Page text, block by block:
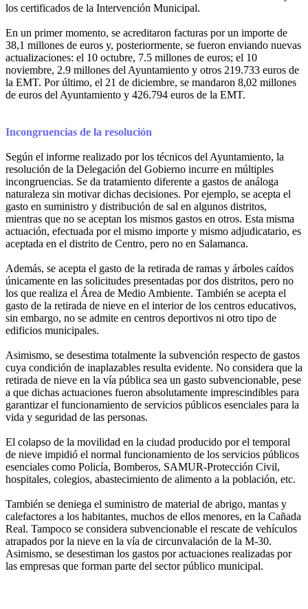
los certificados de la Intervención Municipal.
En un primer momento, se acreditaron facturas por un importe de
38,1 millones de euros y, posteriormente, se fueron enviando nuevas
actualizaciones: el 10 octubre, 7.5 millones de euros; el 10
noviembre, 2.9 millones del Ayuntamiento y otros 219.733 euros de
la EMT. Por último, el 21 de diciembre, se mandaron 8,02 millones
de euros del Ayuntamiento y 426.794 euros de la EMT.
Incongruencias de la resolución
Según el informe realizado por los técnicos del Ayuntamiento, la
resolución de la Delegación del Gobierno incurre en múltiples
incongruencias. Se da tratamiento diferente a gastos de análoga
naturaleza sin motivar dichas decisiones. Por ejemplo, se acepta el
gasto en suministro y distribución de sal en algunos distritos,
mientras que no se aceptan los mismos gastos en otros. Esta misma
actuación, efectuada por el mismo importe y mismo adjudicatario, es
aceptada en el distrito de Centro, pero no en Salamanca.
Además, se acepta el gasto de la retirada de ramas y árboles caídos
únicamente en las solicitudes presentadas por dos distritos, pero no
los que realiza el Área de Medio Ambiente. También se acepta el
gasto de la retirada de nieve en el interior de los centros educativos,
sin embargo, no se admite en centros deportivos ni otro tipo de
edificios municipales.
Asimismo, se desestima totalmente la subvención respecto de gastos
cuya condición de inaplazables resulta evidente. No considera que la
retirada de nieve en la vía pública sea un gasto subvencionable, pese
a que dichas actuaciones fueron absolutamente imprescindibles para
garantizar el funcionamiento de servicios públicos esenciales para la
vida y seguridad de las personas.
El colapso de la movilidad en la ciudad producido por el temporal
de nieve impidió el normal funcionamiento de los servicios públicos
esenciales como Policía, Bomberos, SAMUR-Protección Civil,
hospitales, colegios, abastecimiento de alimento a la población, etc.
También se deniega el suministro de material de abrigo, mantas y
calefactores a los habitantes, muchos de ellos menores, en la Cañada
Real. Tampoco se considera subvencionable el rescate de vehículos
atrapados por la nieve en la vía de circunvalación de la M-30.
Asimismo, se desestiman los gastos por actuaciones realizadas por
las empresas que forman parte del sector público municipal.